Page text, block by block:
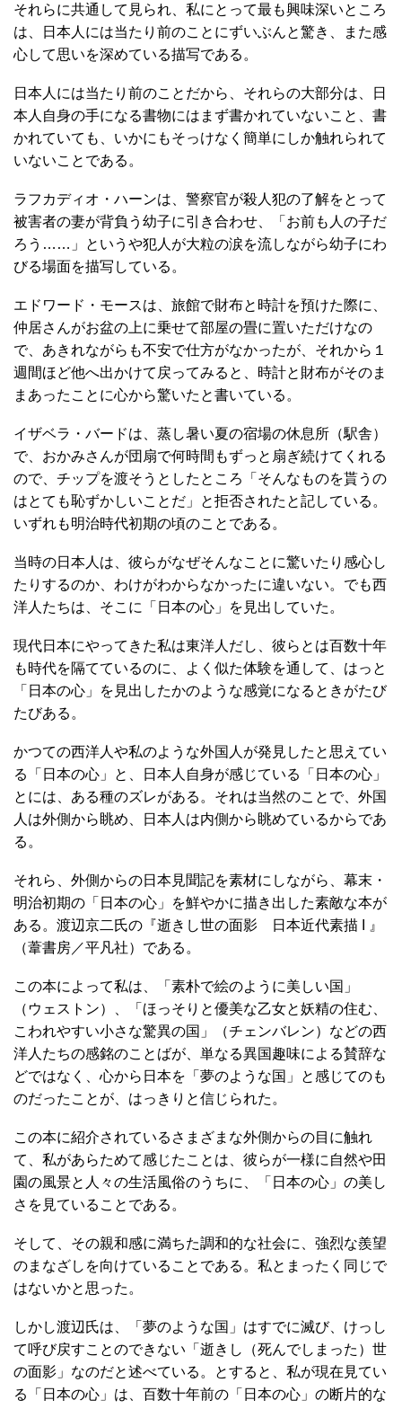
それらに共通して見られ、私にとって最も興味深いところ
は、日本人には当たり前のことにずいぶんと驚き、また感
心して思いを深めている描写である。
日本人には当たり前のことだから、それらの大部分は、日
本人自身の手になる書物にはまず書かれていないこと、書
かれていても、いかにもそっけなく簡単にしか触れられて
いないことである。
ラフカディオ・ハーンは、警察官が殺人犯の了解をとって
被害者の妻が背負う幼子に引き合わせ、「お前も人の子だ
ろう……」というや犯人が大粒の涙を流しながら幼子にわ
びる場面を描写している。
エドワード・モースは、旅館で財布と時計を預けた際に、
仲居さんがお盆の上に乗せて部屋の畳に置いただけなの
で、あきれながらも不安で仕方がなかったが、それから１
週間ほど他へ出かけて戻ってみると、時計と財布がそのま
まあったことに心から驚いたと書いている。
イザベラ・バードは、蒸し暑い夏の宿場の休息所（駅舎）
で、おかみさんが団扇で何時間もずっと扇ぎ続けてくれる
ので、チップを渡そうとしたところ「そんなものを貰うの
はとても恥ずかしいことだ」と拒否されたと記している。
いずれも明治時代初期の頃のことである。
当時の日本人は、彼らがなぜそんなことに驚いたり感心し
たりするのか、わけがわからなかったに違いない。でも西
洋人たちは、そこに「日本の心」を見出していた。
現代日本にやってきた私は東洋人だし、彼らとは百数十年
も時代を隔てているのに、よく似た体験を通して、はっと
「日本の心」を見出したかのような感覚になるときがたび
たびある。
かつての西洋人や私のような外国人が発見したと思えてい
る「日本の心」と、日本人自身が感じている「日本の心」
とには、ある種のズレがある。それは当然のことで、外国
人は外側から眺め、日本人は内側から眺めているからであ
る。
それら、外側からの日本見聞記を素材にしながら、幕末・
明治初期の「日本の心」を鮮やかに描き出した素敵な本が
ある。渡辺京二氏の『逝きし世の面影 日本近代素描 I 』
（葦書房／平凡社）である。
この本によって私は、「素朴で絵のように美しい国」
（ウェストン）、「ほっそりと優美な乙女と妖精の住む、
こわれやすい小さな驚異の国」（チェンバレン）などの西
洋人たちの感銘のことばが、単なる異国趣味による賛辞な
どではなく、心から日本を「夢のような国」と感じてのも
のだったことが、はっきりと信じられた。
この本に紹介されているさまざまな外側からの目に触れ
て、私があらためて感じたことは、彼らが一様に自然や田
園の風景と人々の生活風俗のうちに、「日本の心」の美し
さを見ていることである。
そして、その親和感に満ちた調和的な社会に、強烈な羨望
のまなざしを向けていることである。私とまったく同じで
はないかと思った。
しかし渡辺氏は、「夢のような国」はすでに滅び、けっし
て呼び戻すことのできない「逝きし（死んでしまった）世
の面影」なのだと述べている。とすると、私が現在見てい
る「日本の心」は、百数十年前の「日本の心」の断片的な